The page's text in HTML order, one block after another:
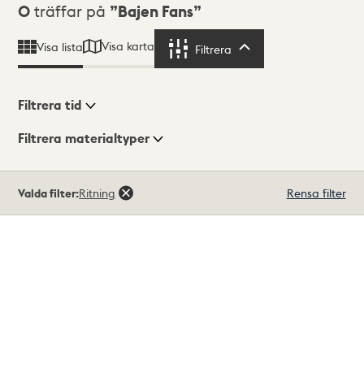
Sökresultat
0 träffar på Bajen Fans
Visa lista Visa karta Filtrera
Visningsläge
Filtrera tid
Filtrera materialtyper
träffar
Valda filter:Ritning Rensa filter